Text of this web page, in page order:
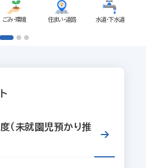
ごみ・環境 住まい・道路 水道・下水道
（未就園児預かり推